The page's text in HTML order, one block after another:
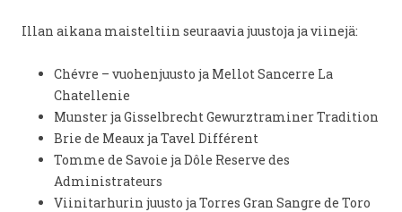
Illan aikana maisteltiin seuraavia juustoja ja viinejä:
Chévre – vuohenjuusto ja Mellot Sancerre La
Chatellenie
Munster ja Gisselbrecht Gewurztraminer Tradition
Brie de Meaux ja Tavel Différent
Tomme de Savoie ja Dôle Reserve des
Administrateurs
Viinitarhurin juusto ja Torres Gran Sangre de Toro